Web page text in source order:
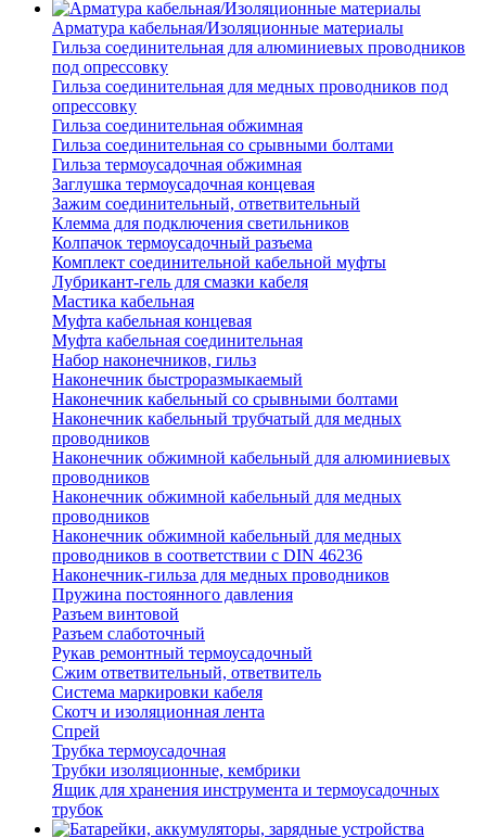
Арматура кабельная/Изоляционные материалы
Гильза соединительная для алюминиевых проводников
под опрессовку
Гильза соединительная для медных проводников под
опрессовку
Гильза соединительная обжимная
Гильза соединительная со срывными болтами
Гильза термоусадочная обжимная
Заглушка термоусадочная концевая
Зажим соединительный, ответвительный
Клемма для подключения светильников
Колпачок термоусадочный разъема
Комплект соединительной кабельной муфты
Лубрикант-гель для смазки кабеля
Мастика кабельная
Муфта кабельная концевая
Муфта кабельная соединительная
Набор наконечников, гильз
Наконечник быстроразмыкаемый
Наконечник кабельный со срывными болтами
Наконечник кабельный трубчатый для медных
проводников
Наконечник обжимной кабельный для алюминиевых
проводников
Наконечник обжимной кабельный для медных
проводников
Наконечник обжимной кабельный для медных
проводников в соответствии с DIN 46236
Наконечник-гильза для медных проводников
Пружина постоянного давления
Разъем винтовой
Разъем слаботочный
Рукав ремонтный термоусадочный
Сжим ответвительный, ответвитель
Система маркировки кабеля
Скотч и изоляционная лента
Спрей
Трубка термоусадочная
Трубки изоляционные, кембрики
Ящик для хранения инструмента и термоусадочных
трубок